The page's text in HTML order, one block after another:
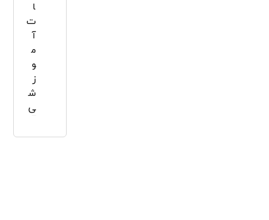
ا
ت
آ
م
و
ز
ش
ی